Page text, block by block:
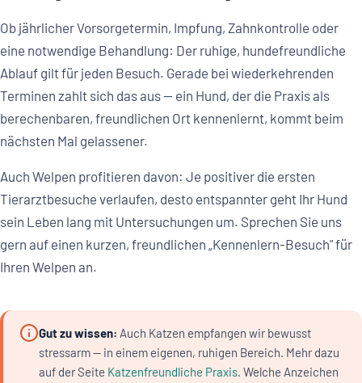
Ob jährlicher Vorsorgetermin, Impfung, Zahnkontrolle oder
eine notwendige Behandlung: Der ruhige, hundefreundliche
Ablauf gilt für jeden Besuch. Gerade bei wiederkehrenden
Terminen zahlt sich das aus — ein Hund, der die Praxis als
berechenbaren, freundlichen Ort kennenlernt, kommt beim
nächsten Mal gelassener.
Auch Welpen profitieren davon: Je positiver die ersten
Tierarztbesuche verlaufen, desto entspannter geht Ihr Hund
sein Leben lang mit Untersuchungen um. Sprechen Sie uns
gern auf einen kurzen, freundlichen „Kennenlern-Besuch" für
Ihren Welpen an.
Gut zu wissen: Auch Katzen empfangen wir bewusst
stressarm — in einem eigenen, ruhigen Bereich. Mehr dazu
auf der Seite Katzenfreundliche Praxis. Welche Anzeichen